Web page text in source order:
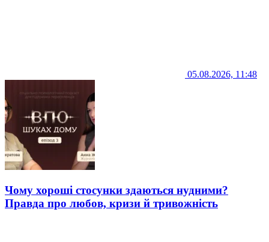
05.08.2026, 11:48
Чому хороші стосунки здаються нудними?
Правда про любов, кризи й тривожність